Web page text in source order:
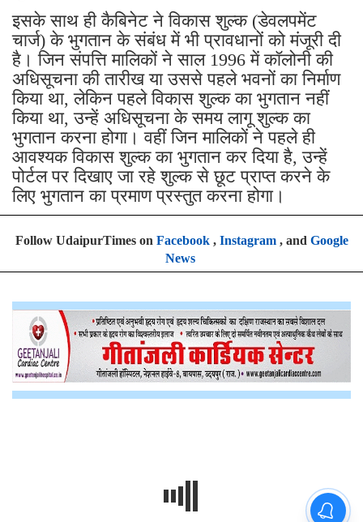
इसके साथ ही कैबिनेट ने विकास शुल्क (डेवलपमेंट
चार्ज) के भुगतान के संबंध में भी प्रावधानों को मंजूरी दी
है। जिन संपत्ति मालिकों ने साल 1996 में कॉलोनी की
अधिसूचना की तारीख या उससे पहले भवनों का निर्माण
किया था, लेकिन पहले विकास शुल्क का भुगतान नहीं
किया था, उन्हें अधिसूचना के समय लागू शुल्क का
भुगतान करना होगा। वहीं जिन मालिकों ने पहले ही
आवश्यक विकास शुल्क का भुगतान कर दिया है, उन्हें
पोर्टल पर दिखाए जा रहे शुल्क से छूट प्राप्त करने के
लिए भुगतान का प्रमाण प्रस्तुत करना होगा।
Follow UdaipurTimes on Facebook, Instagram, and Google
News